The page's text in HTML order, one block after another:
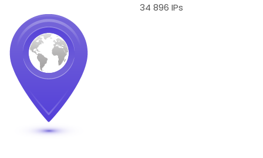
34 896 IPs